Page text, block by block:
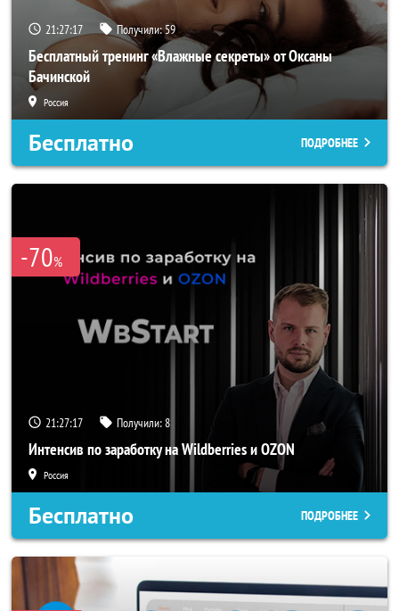
21:27:14 Получили:59
Бесплатный тренинг «Влажные секреты» от Оксаны
Бачинской
Россия
Бесплатно ПОДРОБНЕЕ
-70%
21:27:14 Получили:8
Интенсив по заработку на Wildberries и OZON
Россия
Бесплатно ПОДРОБНЕЕ